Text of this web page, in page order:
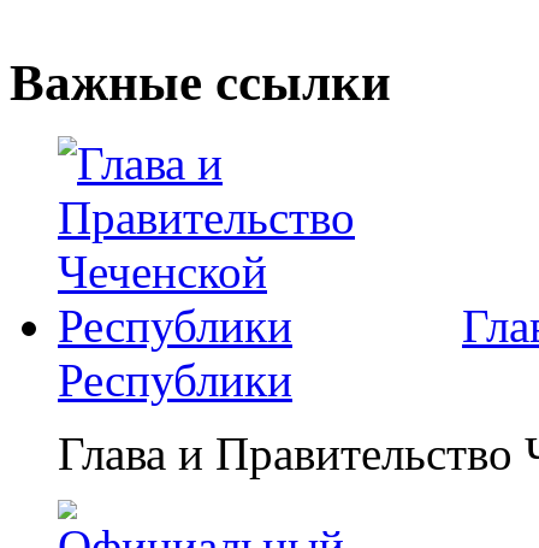
Важные ссылки
Республики
Глава и